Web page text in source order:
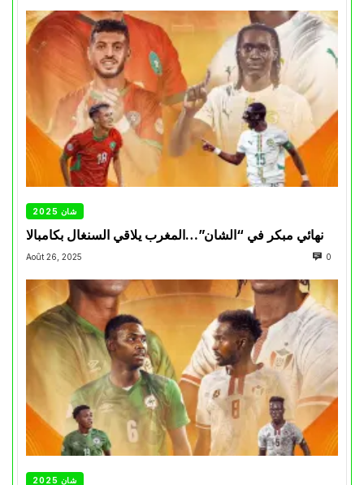
شان 2025
نهائي مبكر في “الشان”…المغرب يلاقي السنغال بكامبالا
Août 26, 2025 0
شان 2025